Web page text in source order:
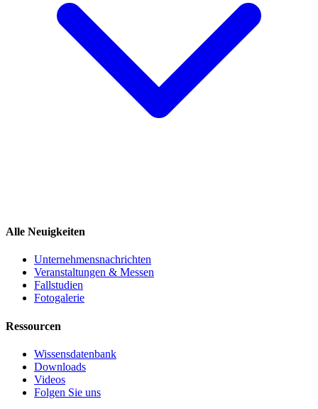
Alle Neuigkeiten
Unternehmensnachrichten
Veranstaltungen & Messen
Fallstudien
Fotogalerie
Ressourcen
Wissensdatenbank
Downloads
Videos
Folgen Sie uns